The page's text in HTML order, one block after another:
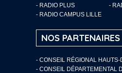
- RADIO PLUS
-
- RADIO CAMPUS LILLE
NOS PARTENAIRES
- CONSEIL RÉGIONAL
- CONSEIL DÉPARTEMENTAL